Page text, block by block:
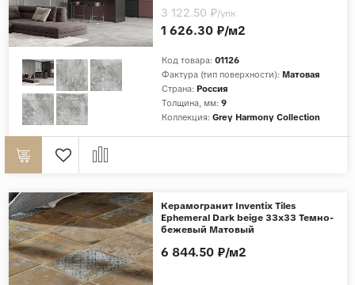
Код товара: 01126
Фактура (тип поверхности): Матовая
Страна: Россия
Толщина, мм: 9
Коллекция: Grey Harmony Collection
1 626.30 ₽/м2
3 122.50 ₽/упк
Керамогранит Inventix Tiles
Ephemeral Dark beige 33x33 Темно-
бежевый Матовый
6 844.50 ₽/м2